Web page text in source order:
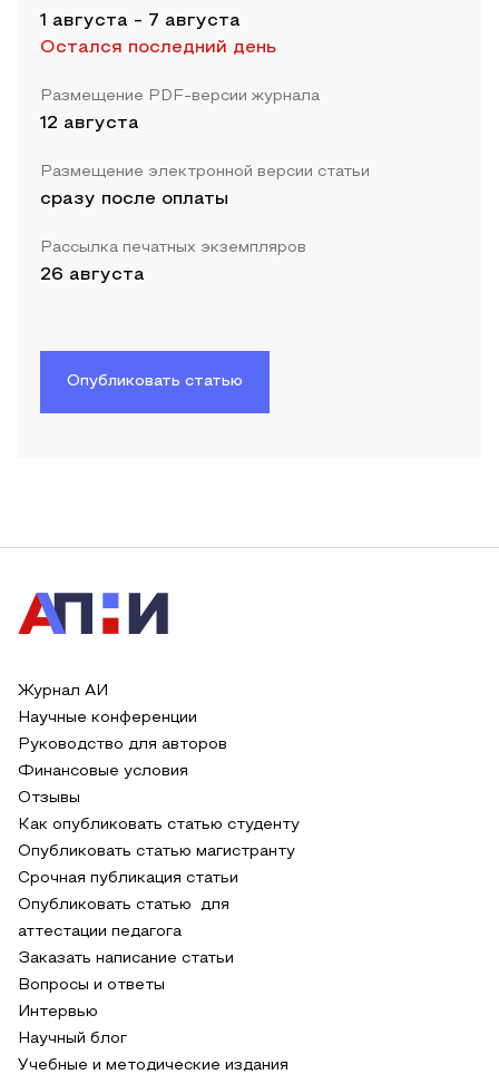
1 августа - 7 августа
Остался последний день
Размещение PDF-версии журнала
12 августа
Размещение электронной версии статьи
сразу после оплаты
Рассылка печатных экземпляров
26 августа
Опубликовать статью
Журнал АИ
Научные конференции
Руководство для авторов
Финансовые условия
Отзывы
Как опубликовать статью студенту
Опубликовать статью магистранту
Срочная публикация статьи
Опубликовать статью для
аттестации педагога
Заказать написание статьи
Вопросы и ответы
Интервью
Научный блог
Учебные и методические издания